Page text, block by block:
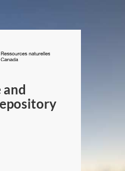
/
Canada
and